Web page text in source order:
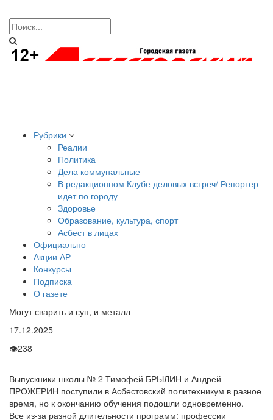
Рубрики
Реалии
Политика
Дела коммунальные
В редакционном Клубе деловых встреч/ Репортер
идет по городу
Здоровье
Образование, культура, спорт
Асбест в лицах
Официально
Акции АР
Конкурсы
Подписка
О газете
Могут сварить и суп, и металл
17.12.2025
👁238
Выпускники школы № 2 Тимофей БРЫЛИН и Андрей
ПРОЖЕРИН поступили в Асбестовский политехникум в разное
время, но к окончанию обучения подошли одновременно.
Все из-за разной длительности программ: профессии